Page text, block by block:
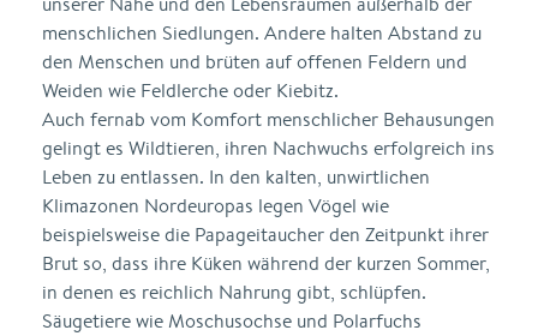
menschlichen Siedlungen. Andere halten Abstand zu
den Menschen und brüten auf offenen Feldern und
Weiden wie Feldlerche oder Kiebitz.
Auch fernab vom Komfort menschlicher Behausungen
gelingt es Wildtieren, ihren Nachwuchs erfolgreich ins
Leben zu entlassen. In den kalten, unwirtlichen
Klimazonen Nordeuropas legen Vögel wie
beispielsweise die Papageitaucher den Zeitpunkt ihrer
Brut so, dass ihre Küken während der kurzen Sommer,
in denen es reichlich Nahrung gibt, schlüpfen.
Säugetiere wie Moschusochse und Polarfuchs